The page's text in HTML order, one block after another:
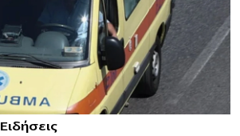
Ειδήσεις